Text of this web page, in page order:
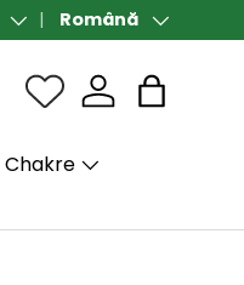
LimbăRomână
Sac
Chakre